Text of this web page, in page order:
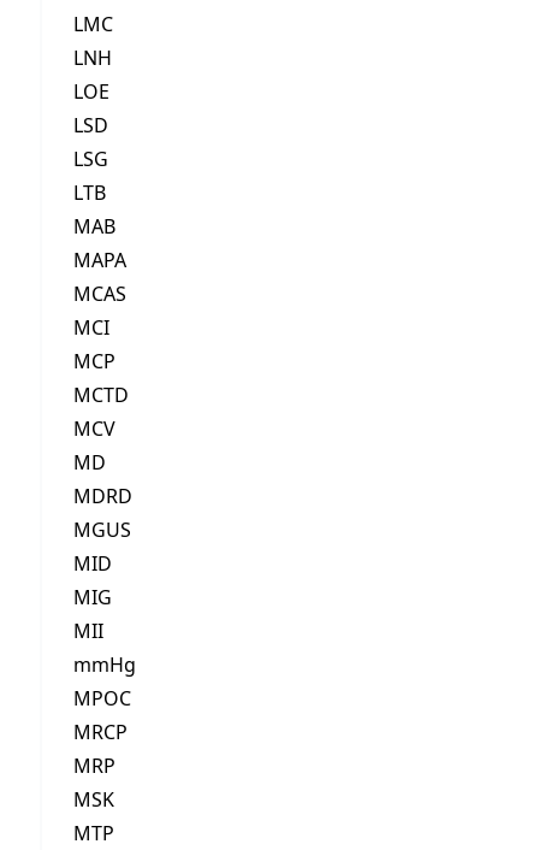
LMC
LNH
LOE
LSD
LSG
LTB
MAB
MAPA
MCAS
MCI
MCP
MCTD
MCV
MD
MDRD
MGUS
MID
MIG
MII
mmHg
MPOC
MRCP
MRP
MSK
MTP